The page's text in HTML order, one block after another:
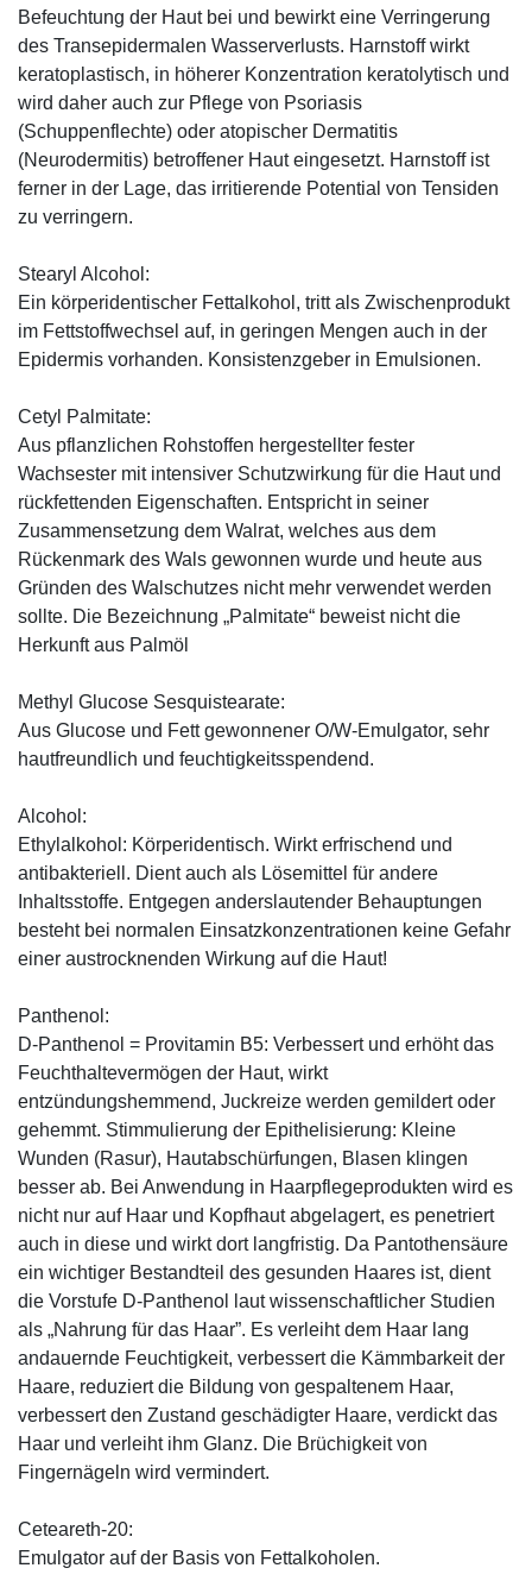
Befeuchtung der Haut bei und bewirkt eine Verringerung
des Transepidermalen Wasserverlusts. Harnstoff wirkt
keratoplastisch, in höherer Konzentration keratolytisch und
wird daher auch zur Pflege von Psoriasis
(Schuppenflechte) oder atopischer Dermatitis
(Neurodermitis) betroffener Haut eingesetzt. Harnstoff ist
ferner in der Lage, das irritierende Potential von Tensiden
zu verringern.
Stearyl Alcohol:
Ein körperidentischer Fettalkohol, tritt als Zwischenprodukt
im Fettstoffwechsel auf, in geringen Mengen auch in der
Epidermis vorhanden. Konsistenzgeber in Emulsionen.
Cetyl Palmitate:
Aus pflanzlichen Rohstoffen hergestellter fester
Wachsester mit intensiver Schutzwirkung für die Haut und
rückfettenden Eigenschaften. Entspricht in seiner
Zusammensetzung dem Walrat, welches aus dem
Rückenmark des Wals gewonnen wurde und heute aus
Gründen des Walschutzes nicht mehr verwendet werden
sollte. Die Bezeichnung „Palmitate“ beweist nicht die
Herkunft aus Palmöl
Methyl Glucose Sesquistearate:
Aus Glucose und Fett gewonnener O/W-Emulgator, sehr
hautfreundlich und feuchtigkeitsspendend.
Alcohol:
Ethylalkohol: Körperidentisch. Wirkt erfrischend und
antibakteriell. Dient auch als Lösemittel für andere
Inhaltsstoffe. Entgegen anderslautender Behauptungen
besteht bei normalen Einsatzkonzentrationen keine Gefahr
einer austrocknenden Wirkung auf die Haut!
Panthenol:
D-Panthenol = Provitamin B5: Verbessert und erhöht das
Feuchthaltevermögen der Haut, wirkt
entzündungshemmend, Juckreize werden gemildert oder
gehemmt. Stimmulierung der Epithelisierung: Kleine
Wunden (Rasur), Hautabschürfungen, Blasen klingen
besser ab. Bei Anwendung in Haarpflegeprodukten wird es
nicht nur auf Haar und Kopfhaut abgelagert, es penetriert
auch in diese und wirkt dort langfristig. Da Pantothensäure
ein wichtiger Bestandteil des gesunden Haares ist, dient
die Vorstufe D-Panthenol laut wissenschaftlicher Studien
als „Nahrung für das Haar”. Es verleiht dem Haar lang
andauernde Feuchtigkeit, verbessert die Kämmbarkeit der
Haare, reduziert die Bildung von gespaltenem Haar,
verbessert den Zustand geschädigter Haare, verdickt das
Haar und verleiht ihm Glanz. Die Brüchigkeit von
Fingernägeln wird vermindert.
Ceteareth-20:
Emulgator auf der Basis von Fettalkoholen.